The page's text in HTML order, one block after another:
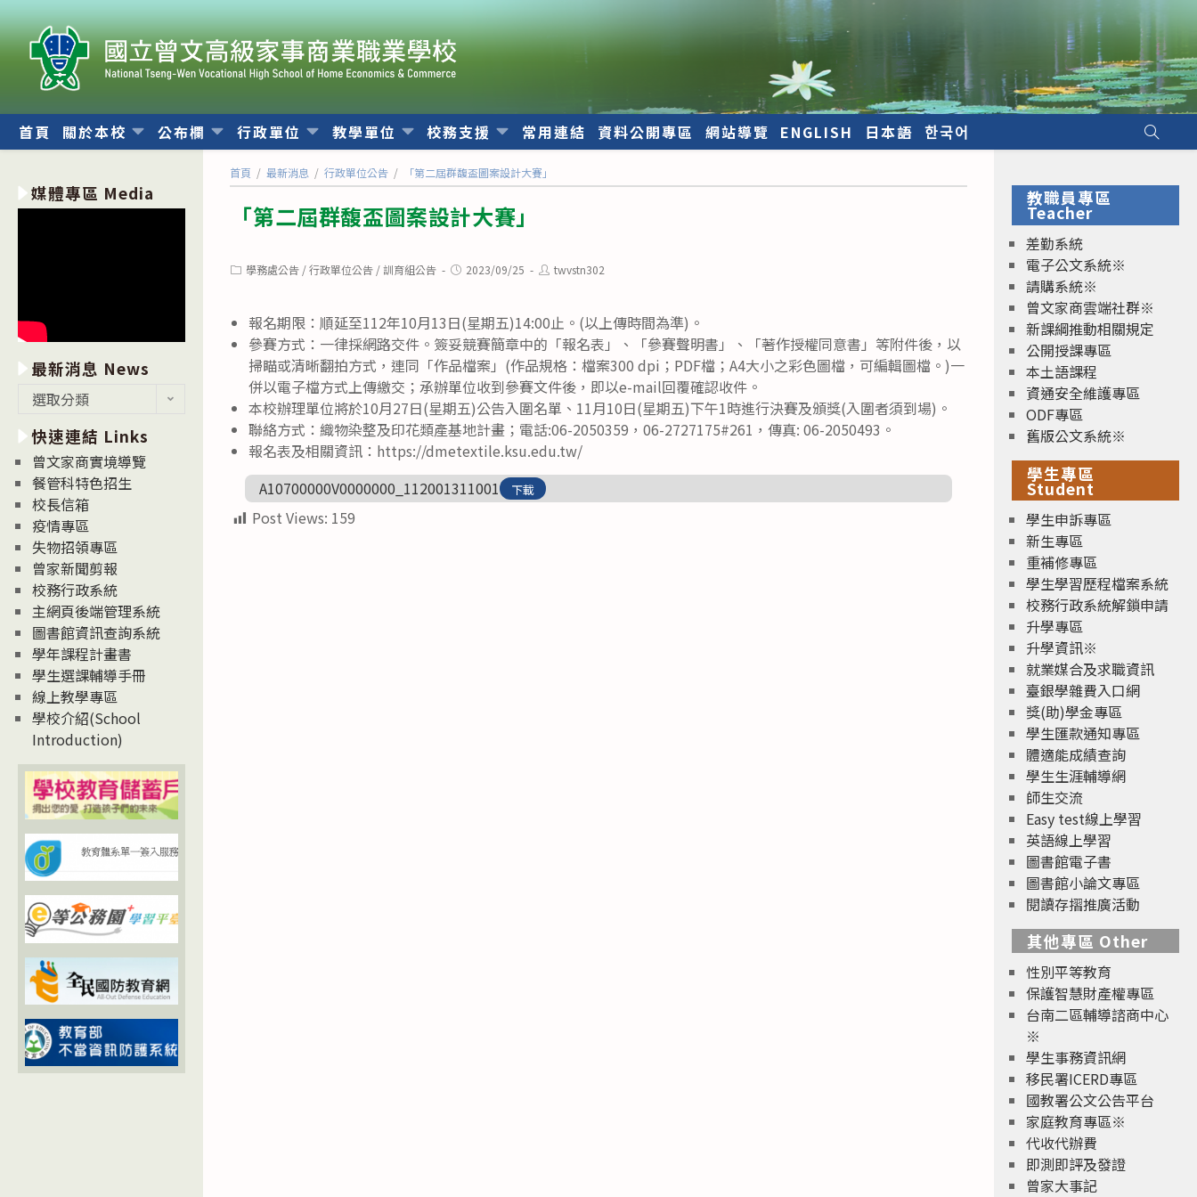
跳
轉
至
內
首頁 關於本校 公布欄 行政單位 教學單位 校務支援 常用連結 資料公開專區 網站導覽 ENGLISH 日本語 한국어
首頁 / 最新消息 / 行政單位公告 / 「第二屆群馥盃圖案設計大賽」
「第二屆群馥盃圖案設計大賽」
Post學務處公告 / 行政單位公告 / 訓育組公告
Post2023/09/25
Posttwvstn302
報名期限：順延至112年10月13日(星期五)14:00止。(以上傳時間為準)。
參賽方式：一律採網路交件。簽妥競賽簡章中的「報名表」、「參賽聲明書」、「著作授權同意書」等附件後，以
掃瞄或清晰翻拍方式，連同「作品檔案」(作品規格：檔案300 dpi；PDF檔；A4大小之彩色圖檔，可編輯圖檔。)一
併以電子檔方式上傳繳交；承辦單位收到參賽文件後，即以e-mail回覆確認收件。
本校辦理單位將於10月27日(星期五)公告入圍名單、11月10日(星期五)下午1時進行決賽及頒獎(入圍者須到場)。
聯絡方式：織物染整及印花類產基地計畫；電話:06-2050359，06-2727175#261，傳真: 06-2050493。
報名表及相關資訊：https://dmetextile.ksu.edu.tw/
A10700000V0000000_112001311001
下載
Post Views: 159
媒體專區 Media
最新消息 News
消
息
News
選取分類
快速連結 Links
曾文家商實境導覽
餐管科特色招生
校長信箱
疫情專區
失物招領專區
曾家新聞剪報
校務行政系統
主網頁後端管理系統
圖書館資訊查詢系統
學年課程計畫書
學生選課輔導手冊
線上教學專區
學校介紹(School
Introduction)
教職員專區
Teacher
差勤系統
電子公文系統※
請購系統※
曾文家商雲端社群※
新課綱推動相關規定
公開授課專區
本土語課程
資通安全維護專區
ODF專區
舊版公文系統※
學生專區
Student
學生申訴專區
新生專區
重補修專區
學生學習歷程檔案系統
校務行政系統解鎖申請
升學專區
升學資訊※
就業媒合及求職資訊
臺銀學雜費入口網
獎(助)學金專區
學生匯款通知專區
體適能成績查詢
學生生涯輔導網
師生交流
Easy test線上學習
英語線上學習
圖書館電子書
圖書館小論文專區
閱讀存摺推廣活動
其他專區 Other
性別平等教育
保護智慧財產權專區
台南二區輔導諮商中心
※
學生事務資訊網
移民署ICERD專區
國教署公文公告平台
家庭教育專區※
代收代辦費
即測即評及發證
曾家大事記